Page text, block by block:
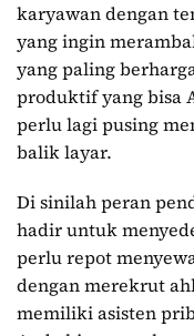
karyawan dengan
yang ingin
yang paling
produktif yang bisa
perlu lagi pusing
balik layar.
Di sinilah peran
hadir untuk
perlu repot
dengan merekrut
memiliki asisten